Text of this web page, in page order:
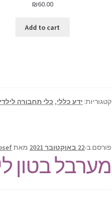
₪60.00
Add to cart
קטגוריות: ידע כללי, כלי תחבורה
פורסם ב-22 באוקטובר 2021 מאת
מערבל בטון